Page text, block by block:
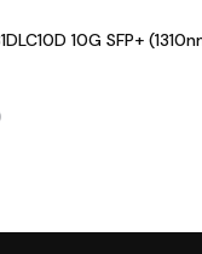
10G SFP+